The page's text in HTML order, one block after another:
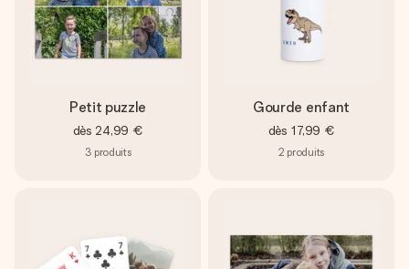
Petit puzzle
dès 24,99 €
3 produits
Gourde enfant
dès 17,99 €
2 produits